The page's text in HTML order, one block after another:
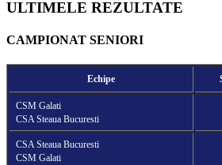
ULTIMELE REZULTATE
CAMPIONAT SENIORI
Echipe
CSM Galati
CSA Steaua Bucuresti
CSA Steaua Bucuresti
CSM Galati